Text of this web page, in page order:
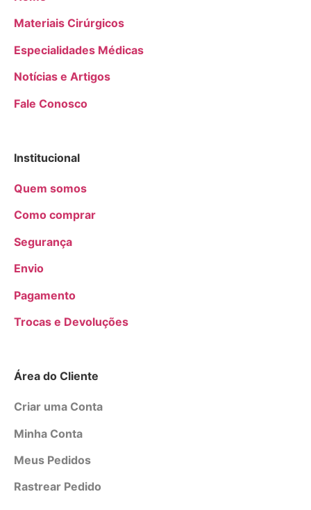
Materiais Cirúrgicos
Especialidades Médicas
Notícias e Artigos
Fale Conosco
Institucional
Quem somos
Como comprar
Segurança
Envio
Pagamento
Trocas e Devoluções
Área do Cliente
Criar uma Conta
Minha Conta
Meus Pedidos
Rastrear Pedido